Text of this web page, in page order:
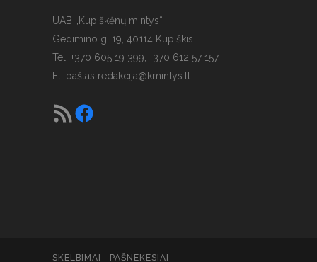
UAB „Kupiškėnų mintys“,
Gedimino g. 19, 40114 Kupiškis
Tel. +370 605 19 399, +370 612 57 157.
El. paštas redakcija@kmintys.lt
SKELBIMAI PAŠNEKESIAI